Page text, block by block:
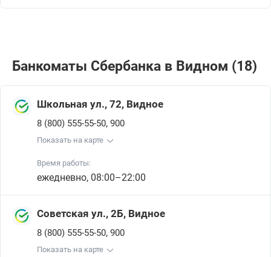
Банкоматы Сбербанкa в Видном (18)
Школьная ул., 72, Видное
8 (800) 555-55-50, 900
Показать на карте
Время работы:
ежедневно, 08:00–22:00
Советская ул., 2Б, Видное
8 (800) 555-55-50, 900
Показать на карте